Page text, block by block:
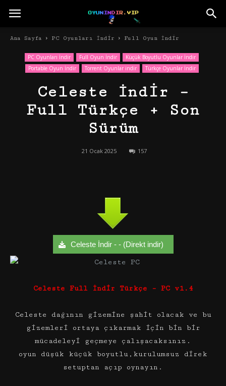
Ana Sayfa PC Oyunları İndir Full Oyun İndir
PC Oyunları İndir Full Oyun İndir
Küçük Boyutlu Oyunlar İndir
Portable Oyun İndir
Torrent Oyunlar indir Türkçe Oyunlar İndir
Celeste İndir –
Full Türkçe + Son
Sürüm
21 Ocak 2025 157
Celeste İndir - - (Direkt indir)
Celeste Full İndir Türkçe – PC v1.4
Celeste dağının gizemine şahit olacak ve bu
gizemleri ortaya çıkarmak için bin bir
mücadeleyi geçmeye çalışacaksınız.
oyun düşük küçük boyutlu,kurulumsuz direk
setuptan açıp oynayın.